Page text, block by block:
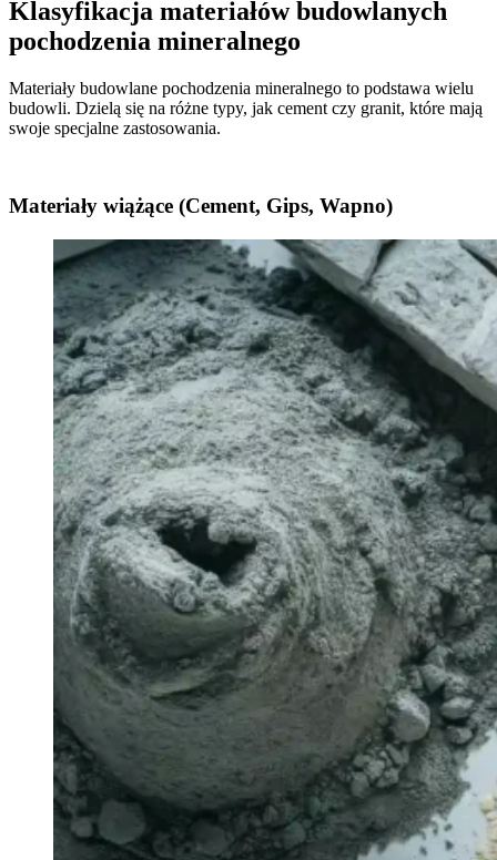
Klasyfikacja materiałów budowlanych
pochodzenia mineralnego
Materiały budowlane pochodzenia mineralnego to podstawa wielu
budowli. Dzielą się na różne typy, jak cement czy granit, które mają
swoje specjalne zastosowania.
Materiały wiążące (Cement, Gips, Wapno)